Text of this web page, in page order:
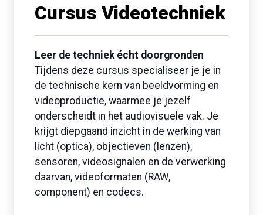
Cursus Videotechniek
Leer de techniek écht doorgronden
Tijdens deze cursus specialiseer je je in
de technische kern van beeldvorming en
videoproductie, waarmee je jezelf
onderscheidt in het audiovisuele vak. Je
krijgt diepgaand inzicht in de werking van
licht (optica), objectieven (lenzen),
sensoren, videosignalen en de verwerking
daarvan, videoformaten (RAW,
component) en codecs.